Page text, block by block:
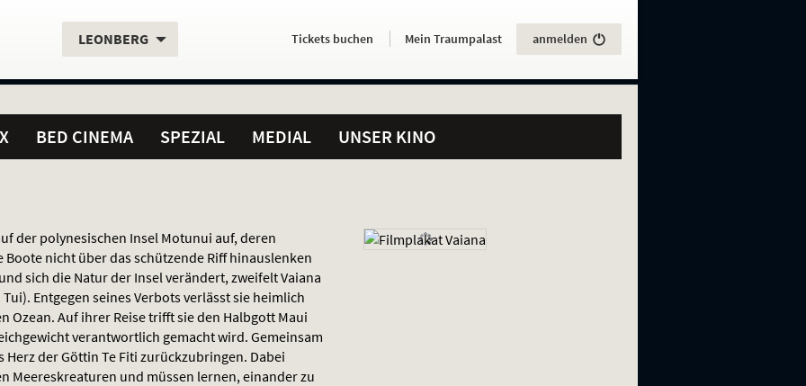
Aktueller
LEONBERG. Servicefunktionen
Aktuelles
HierTickets buchen . Mein Traumpalast anmelden
BED CINEMA SPEZIAL MEDIAL UNSER KINO
der polynesischen Insel Motunui auf, deren
nicht über das schützende Riff hinauslenken
sich die Natur der Insel verändert, zweifelt Vaiana
Entgegen seines Verbots verlässt sie heimlich
Ozean. Auf ihrer Reise trifft sie den Halbgott Maui
verantwortlich gemacht wird. Gemeinsam
Herz der Göttin Te Fiti zurückzubringen. Dabei
Meereskreaturen und müssen lernen, einander zu